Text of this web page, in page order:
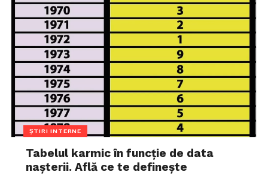
ȘTIRI INTERNE
Tabelul karmic în funcție de data
nașterii. Află ce te definește